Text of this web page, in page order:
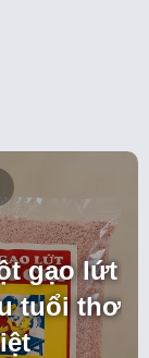
gạo lứt
tuổi thơ